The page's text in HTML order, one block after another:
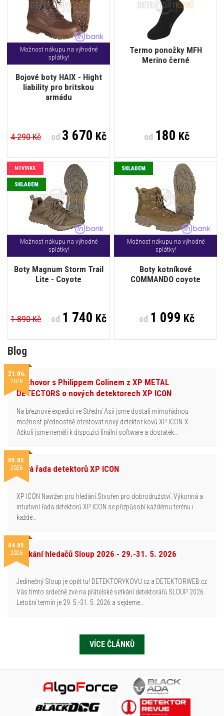
Možnost nákupu na výhodné
splátky!
Bojové boty HAIX - Hight
liability pro britskou
armádu
4 290 Kč od3 670 Kč
Termo ponožky MFH
Merino černé
od180 Kč
Možnost nákupu na výhodné
splátky!
Boty Magnum Storm Trail
Lite - Coyote
NOVINKA
SKLADEM
1 890 Kč od1 740 Kč
Možnost nákupu na výhodné
splátky!
Boty kotníkové
COMMANDO coyote
SKLADEM
od1 099 Kč
Blog
21.06.
2026Rozhovor s Philippem Colinem z XP METAL
DETECTORS o nových detektorech XP ICON
Na březnové expedici ve Střední Asii jsme dostali mimořádnou
možnost přednostně otestovat nový detektor kovů XP ICON-X.
Ačkoli jsme neměli k dispozici finální software a dostatek…
05.05.
2026Nová řada detektorů XP ICON
XP ICON Navržen pro hledání.Stvořen pro dobrodružství. Výkonná a
intuitivní řada detektorů XP ICON se přizpůsobí každému terénu i
každé…
04.05.
2026Setkání hledačů Sloup 2026 - 29.-31. 5. 2026
Jedinečný Sloup je opět tu! DETEKTORYKOVU.cz a DETEKTORWEB.cz
Vás tímto srdečně zve na přátelské setkání detektorářů SLOUP 2026.
Letošní termín je 29. 5.-31. 5. 2026 a sejdeme…
VÍCE ČLÁNKŮ